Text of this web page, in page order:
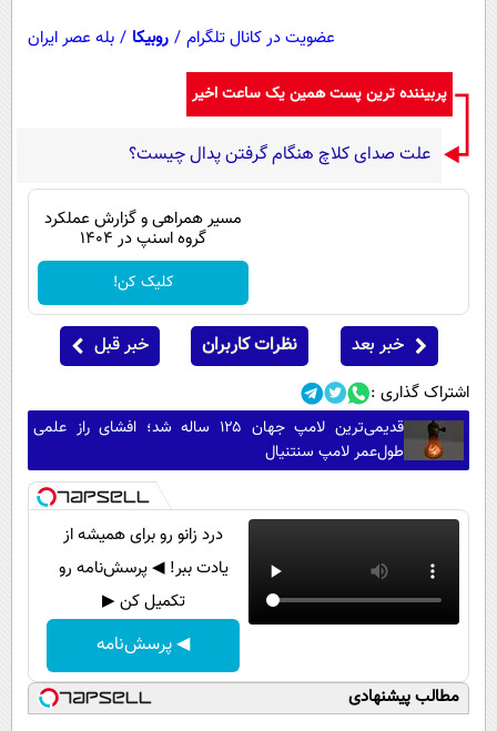
عضویت در کانال تلگرام / روبیکا / بله عصر ایران
پربیننده ترین پست همین یک ساعت اخیر
علت صدای کلاچ هنگام گرفتن پدال چیست؟
مسیر همراهی و گزارش عملکرد
گروه اسنپ در ۱۴۰۴
کلیک کن!
خبر بعد نظرات کاربران خبر قبل
اشتراک گذاری :
قدیمی‌ترین لامپ جهان ۱۲۵ ساله شد؛ افشای راز علمی
طول‌عمر لامپ سنتنیال
درد زانو رو برای همیشه از
یادت ببر! ◀ پرسش‌نامه رو
تکمیل کن ▶
◀ پرسش‌نامه
مطالب پیشنهادی